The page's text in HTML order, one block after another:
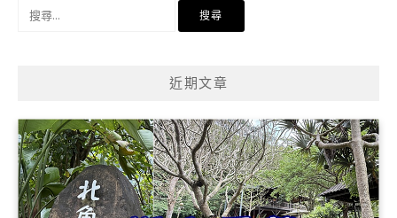
近期文章